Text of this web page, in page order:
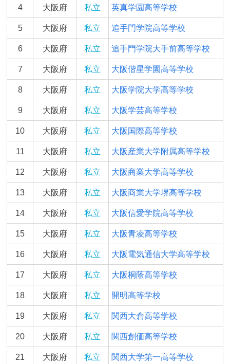
4 大阪府 私立 英真学園高等学校
5 大阪府 私立 追手門学院高等学校
6 大阪府 私立 追手門学院大手前高等学校
7 大阪府 私立 大阪偕星学園高等学校
8 大阪府 私立 大阪学院大学高等学校
9 大阪府 私立 大阪学芸高等学校
10 大阪府 私立 大阪国際高等学校
11 大阪府 私立 大阪産業大学附属高等学校
12 大阪府 私立 大阪商業大学高等学校
13 大阪府 私立 大阪商業大学堺高等学校
14 大阪府 私立 大阪信愛学院高等学校
15 大阪府 私立 大阪青凌高等学校
16 大阪府 私立 大阪電気通信大学高等学校
17 大阪府 私立 大阪桐蔭高等学校
18 大阪府 私立 開明高等学校
19 大阪府 私立 関西大倉高等学校
20 大阪府 私立 関西創価高等学校
21 大阪府 私立 関西大学第一高等学校